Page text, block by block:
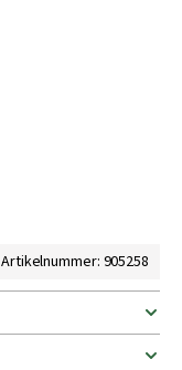
Artikelnummer: 905258